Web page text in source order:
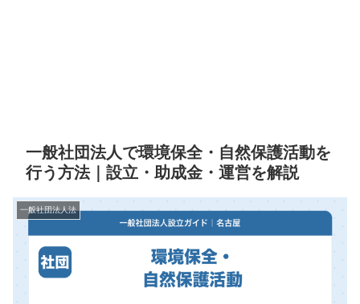
一般社団法人で環境保全・自然保護活動を
行う方法｜設立・助成金・運営を解説
一般社団法人法